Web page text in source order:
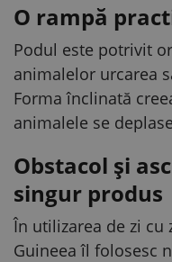
O rampă
Podul este potrivit
animalelor urcarea
Forma înclinată
animalele se
Obstacol și
singur produs
În utilizarea de zi
Guineea îl folosesc